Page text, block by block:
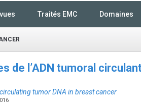
Traités EMC Domaines
de l’ADN tumoral
tumor DNA in breast cancer